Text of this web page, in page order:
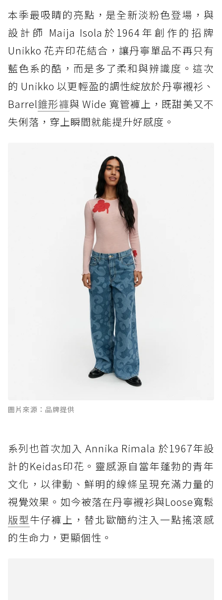
本季最吸睛的亮點，是全新淡粉色登場，與
設計師 Maija Isola於1964年創作的招牌
Unikko 花卉印花結合，讓丹寧單品不再只有
藍色系的酷，而是多了柔和與辨識度。這次
的 Unikko 以更輕盈的調性綻放於丹寧襯衫、
Barrel錐形褲與 Wide 寬管褲上，既甜美又不
失俐落，穿上瞬間就能提升好感度。
圖片來源：品牌提供
系列也首次加入 Annika Rimala 於1967年設
計的Keidas印花。靈感源自當年蓬勃的青年
文化，以律動、鮮明的線條呈現充滿力量的
視覺效果。如今被落在丹寧襯衫與Loose寬鬆
版型牛仔褲上，替北歐簡約注入一點搖滾感
的生命力，更顯個性。